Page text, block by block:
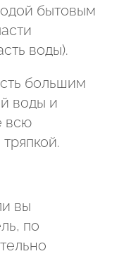
бытовым
воды).
большим
воды и
всю
вы
по